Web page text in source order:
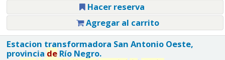
Hacer reserva
Agregar al carrito
Estacion transformadora San Antonio Oeste,
provincia deRío Negro.